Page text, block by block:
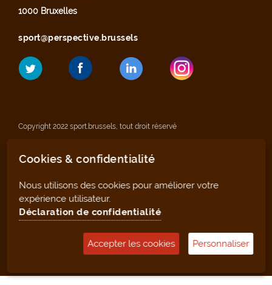
1000 Bruxelles
sport@perspective.brussels
Copyright 2022 sport.brussels, tout droit réservé
Mentions légales
Déclaration de confidentialité
Plan du site
Outil de gestion (pour les clubs et infrastructures)
Cookies & confidentialité
Nous utilisons des cookies pour améliorer votre
expérience utilisateur.
Déclaration de confidentialité
Accepter les cookies Personnaliser